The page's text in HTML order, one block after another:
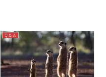
Ｑ＆Ａ